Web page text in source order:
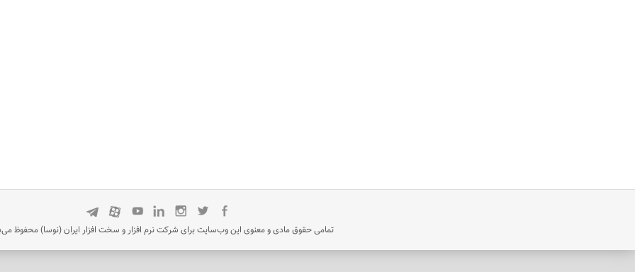
تمامی حقوق مادی و معنوی این وب‌سایت برای شرکت نرم افزار و سخت افزار ایران (نوسا) محفوظ